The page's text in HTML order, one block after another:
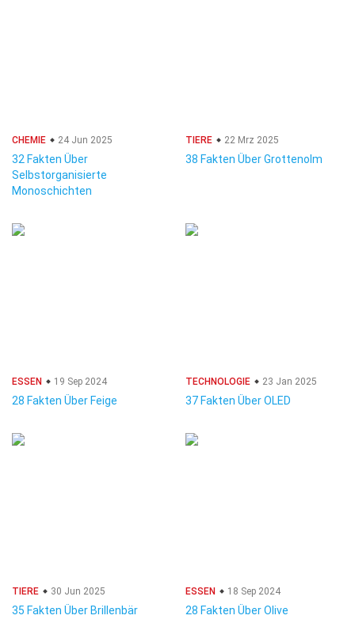
CHEMIE 24 Jun 2025
32 Fakten Über
Selbstorganisierte
Monoschichten
TIERE 22 Mrz 2025
38 Fakten Über Grottenolm
ESSEN 19 Sep 2024
28 Fakten Über Feige
TECHNOLOGIE 23 Jan 2025
37 Fakten Über OLED
TIERE 30 Jun 2025
35 Fakten Über Brillenbär
ESSEN 18 Sep 2024
28 Fakten Über Olive